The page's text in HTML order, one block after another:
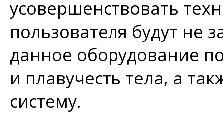
усовершенствовать
пользователя будут не
данное оборудование
и плавучесть тела, а
систему.